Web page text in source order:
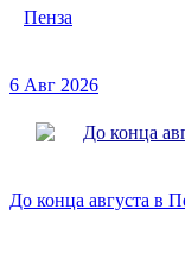
Пенза
6 Авг 2026
До конца августа в